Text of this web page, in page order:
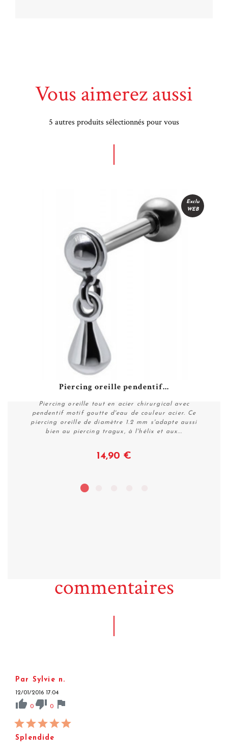
Vous aimerez aussi
5 autres produits sélectionnés pour vous
Exclu
WEB
Piercing oreille pendentif...
Piercing oreille tout en acier chirurgical avec
pendentif motif goutte d'eau de couleur acier. Ce
piercing oreille de diamètre 1.2 mm s'adapte aussi
bien au piercing tragux, à l'hélix et aux...
14,90 €
commentaires
Par Sylvie n.
12/01/2016 17:04
thumb_up 0 thumb_down 0 flag
Splendide